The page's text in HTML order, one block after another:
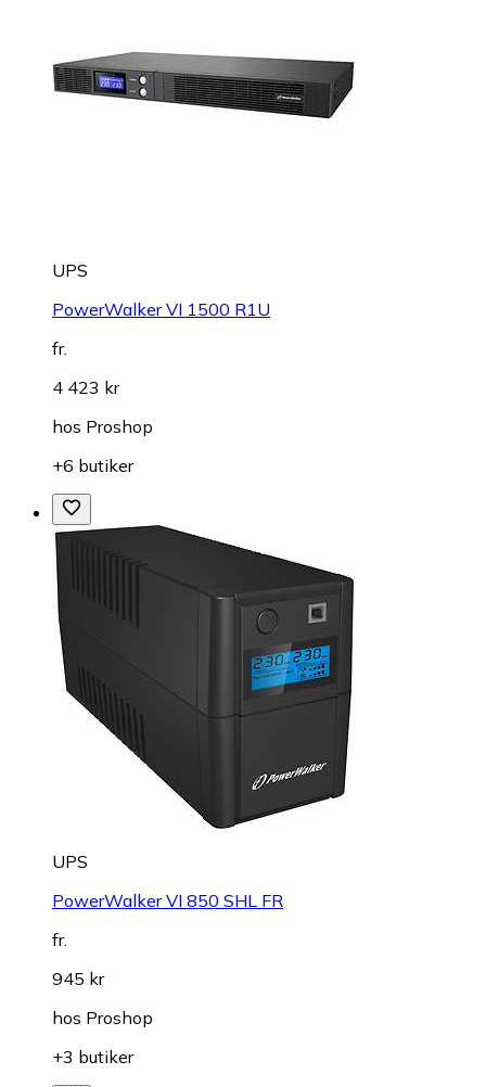
UPS
PowerWalker VI 1500 R1U
fr.
4 423 kr
hos Proshop
+6 butiker
UPS
PowerWalker VI 850 SHL FR
fr.
945 kr
hos Proshop
+3 butiker